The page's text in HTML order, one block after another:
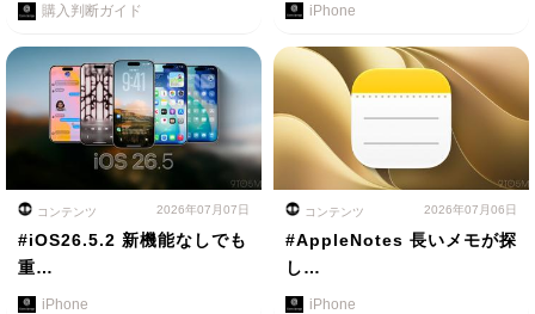
購入判断ガイド iPhone
コンテンツ 2026年07月07日
#iOS26.5.2 新機能なしでも
重…
iPhone
コンテンツ 2026年07月06日
#AppleNotes 長いメモが探
し…
iPhone